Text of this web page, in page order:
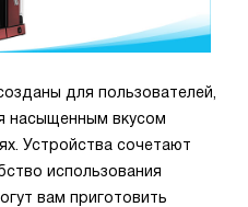
для пользователей,
насыщенным вкусом
Устройства сочетают
использования
вам приготовить